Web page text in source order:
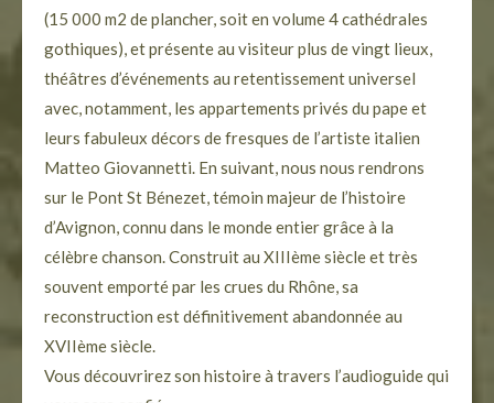
(15 000 m2 de plancher, soit en volume 4 cathédrales
gothiques), et présente au visiteur plus de vingt lieux,
théâtres d’événements au retentissement universel
avec, notamment, les appartements privés du pape et
leurs fabuleux décors de fresques de l’artiste italien
Matteo Giovannetti. En suivant, nous nous rendrons
sur le Pont St Bénezet, témoin majeur de l’histoire
d’Avignon, connu dans le monde entier grâce à la
célèbre chanson. Construit au XIIIème siècle et très
souvent emporté par les crues du Rhône, sa
reconstruction est définitivement abandonnée au
XVIIème siècle.
Vous découvrirez son histoire à travers l’audioguide qui